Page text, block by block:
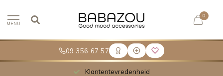
09 356 67 57
MENU
0
Klantentevredenheid